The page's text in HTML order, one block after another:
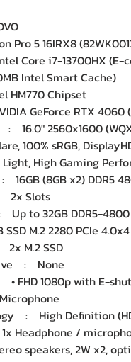
5 16IRX8
Core i7-13700HX (E-
Intel Smart Cache)
Chipset
GeForce RTX 4060
16.0" 2560x1600
100% sRGB,
Light, High Gaming
(8GB x2) DDR5
2x Slots
to 32GB DDR5-
M.2 2280 PCIe
M.2 SSD
: None
FHD 1080p with E-
: High Definition
Headphone /
speakers, 2W x2,